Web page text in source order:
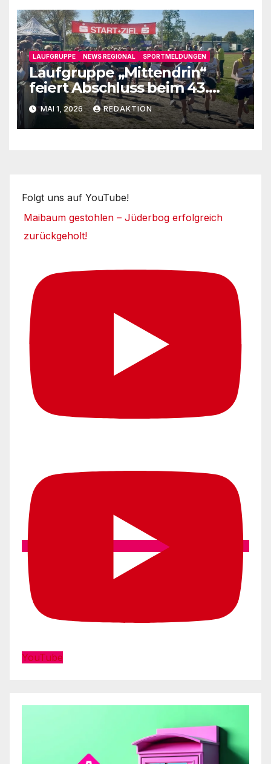
LAUFGRUPPE NEWS REGIONAL SPORTMELDUNGEN
Laufgruppe „Mittendrin“
feiert Abschluss beim 43.
Fläminglauf
MAI 1, 2026 REDAKTION
Folgt uns auf YouTube!
Maibaum gestohlen – Jüderbog erfolgreich
zurückgeholt!
YouTube